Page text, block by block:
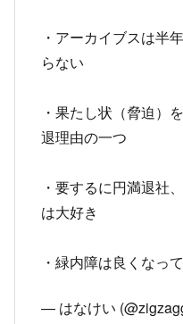
・アーカイブスは半
らない
・果たし状（脅迫）
退理由の一つ
・要するに円満退社
は大好き
・緑内障は良くなっ
— はなけい